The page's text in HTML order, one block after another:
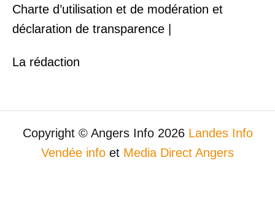
Charte d’utilisation et de modération et
déclaration de transparence |
La rédaction
Copyright © Angers Info 2026 Landes Info
Vendée info et Media Direct Angers